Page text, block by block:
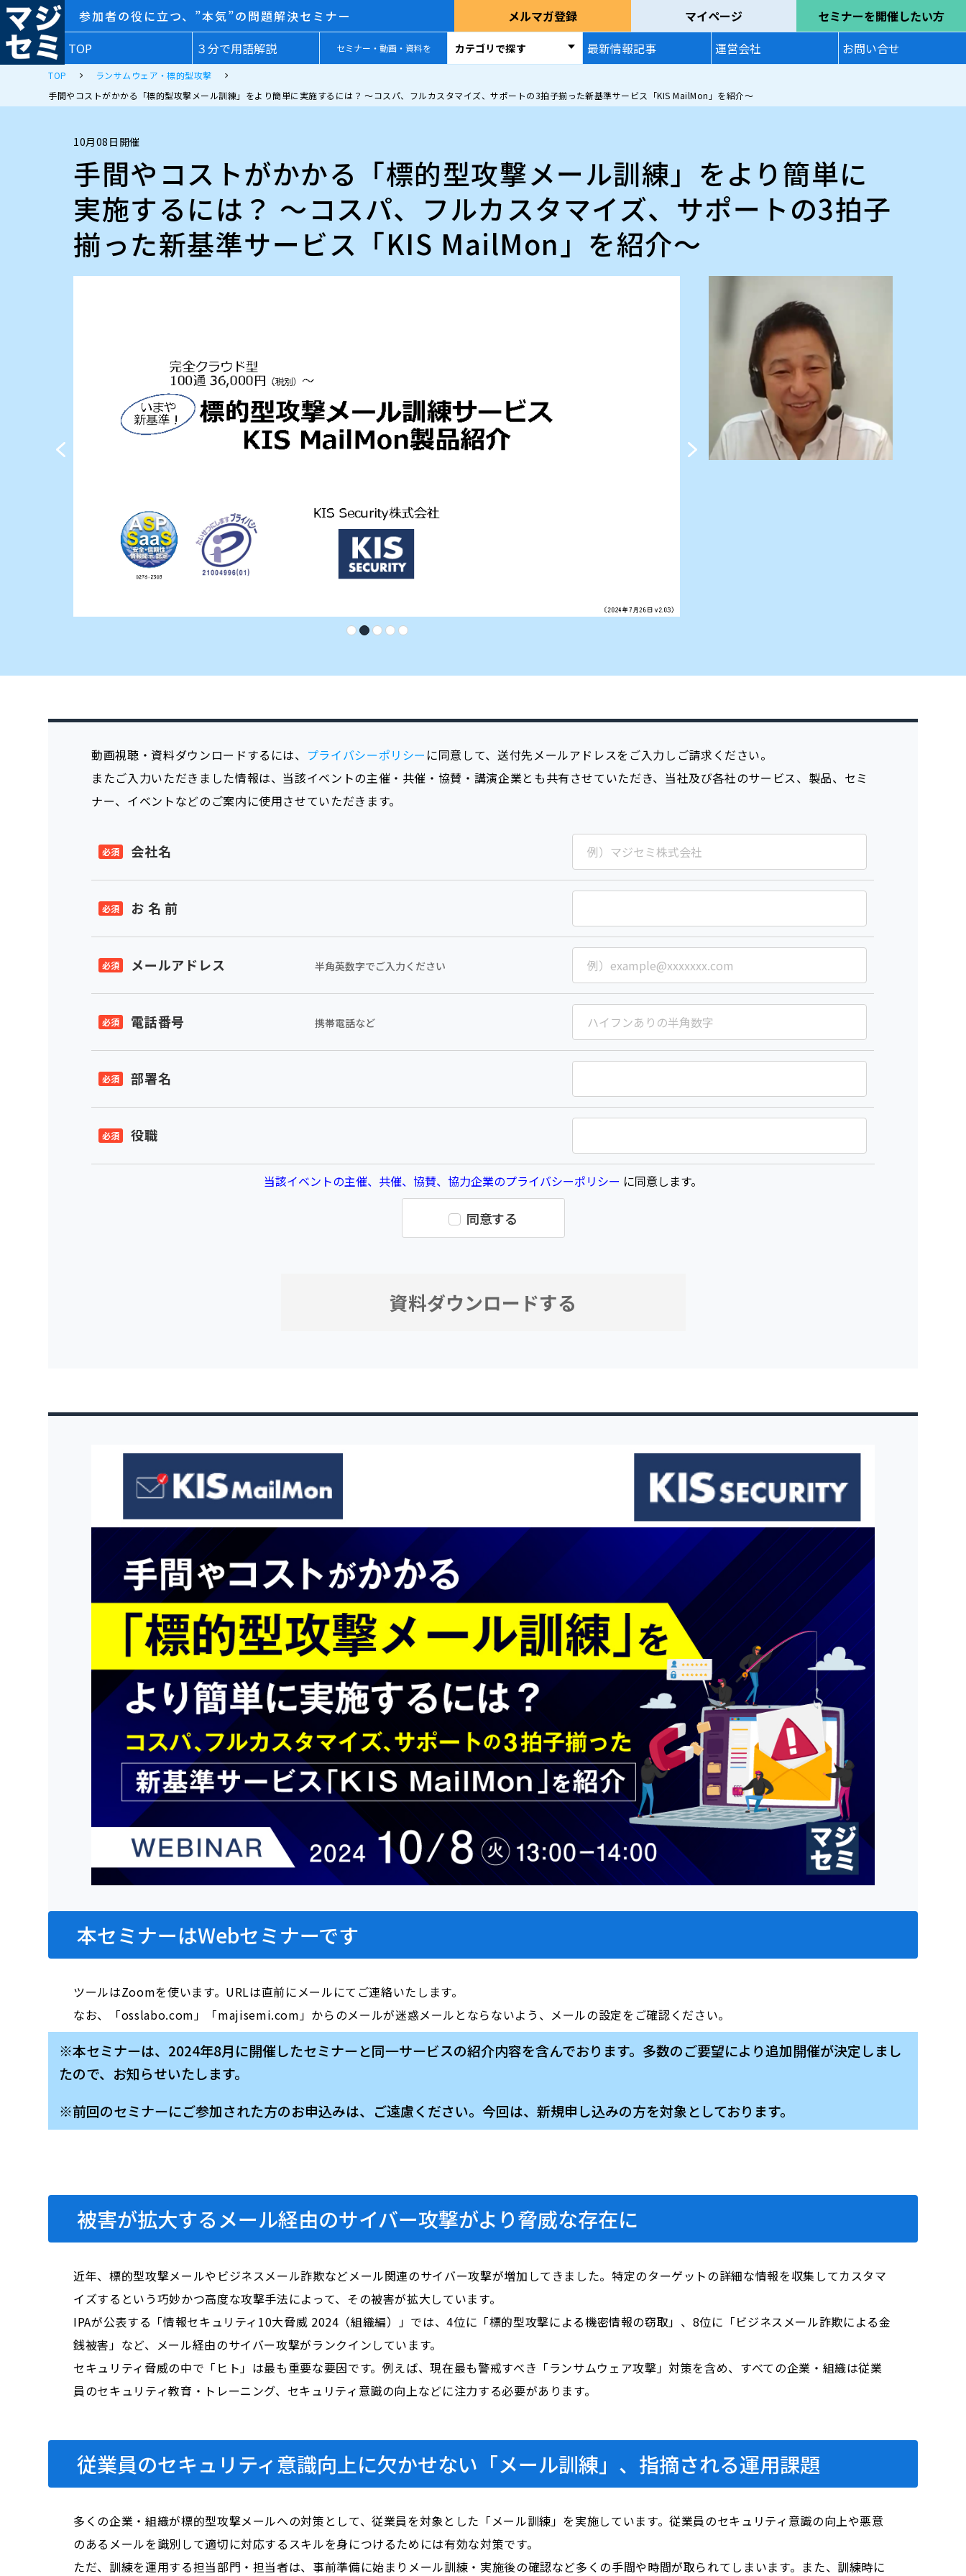
参加者の役に立つ、”本気”の問題解決セミナー メルマガ登録 マイページ
セミナーを開催したい方
TOP
３分で用語解説 セミナー・動画・資料を カテゴリで探す 最新情報記事 運営会社 お問い合せ
TOP
ランサムウェア・標的型攻撃
手間やコストがかかる「標的型攻撃メール訓練」をより簡単に実施するには？ ～コスパ、フルカスタマイズ、サポートの3拍子揃った新基準サービス「KIS MailMon」を紹介～
10月08日開催
手間やコストがかかる「標的型攻撃メール訓練」をより簡単に
実施するには？ ～コスパ、フルカスタマイズ、サポートの3拍子
揃った新基準サービス「KIS MailMon」を紹介～
動画視聴・資料ダウンロードするには、 プライバシーポリシー に同意して、送付先メールアドレスをご入力しご請求ください。
またご入力いただきました情報は、当該イベントの主催・共催・協賛・講演企業とも共有させていただき、当社及び各社のサービス、製品、セミ
ナー、イベントなどのご案内に使用させていただきます。
会社名
お 名 前
メールアドレス 半角英数字でご入力ください
電話番号 携帯電話など
部署名
役職
当該イベントの主催、共催、協賛、協力企業のプライバシーポリシー に同意します。
同意する
本セミナーはWebセミナーです
ツールはZoomを使います。URLは直前にメールにてご連絡いたします。
なお、「osslabo.com」「majisemi.com」からのメールが迷惑メールとならないよう、メールの設定をご確認ください。
※本セミナーは、2024年8月に開催したセミナーと同一サービスの紹介内容を含んでおります。多数のご要望により追加開催が決定しまし
たので、お知らせいたします。
※前回のセミナーにご参加された方のお申込みは、ご遠慮ください。今回は、新規申し込みの方を対象としております。
被害が拡大するメール経由のサイバー攻撃がより脅威な存在に
近年、標的型攻撃メールやビジネスメール詐欺などメール関連のサイバー攻撃が増加してきました。特定のターゲットの詳細な情報を収集してカスタマ
イズするという巧妙かつ高度な攻撃手法によって、その被害が拡大しています。
IPAが公表する「情報セキュリティ10大脅威 2024（組織編）」では、4位に「標的型攻撃による機密情報の窃取」、8位に「ビジネスメール詐欺による金
銭被害」など、メール経由のサイバー攻撃がランクインしています。
セキュリティ脅威の中で「ヒト」は最も重要な要因です。例えば、現在最も警戒すべき「ランサムウェア攻撃」対策を含め、すべての企業・組織は従業
員のセキュリティ教育・トレーニング、セキュリティ意識の向上などに注力する必要があります。
従業員のセキュリティ意識向上に欠かせない「メール訓練」、指摘される運用課題
多くの企業・組織が標的型攻撃メールへの対策として、従業員を対象とした「メール訓練」を実施しています。従業員のセキュリティ意識の向上や悪意
のあるメールを識別して適切に対応するスキルを身につけるためには有効な対策です。
ただ、訓練を運用する担当部門・担当者は、事前準備に始まりメール訓練・実施後の確認など多くの手間や時間が取られてしまいます。また、訓練時に